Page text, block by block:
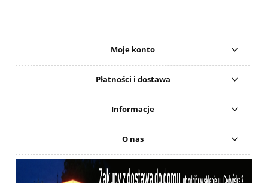
Moje konto
Płatności i dostawa
Informacje
O nas